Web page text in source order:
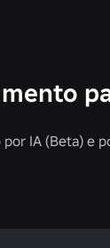
IA (Beta) e